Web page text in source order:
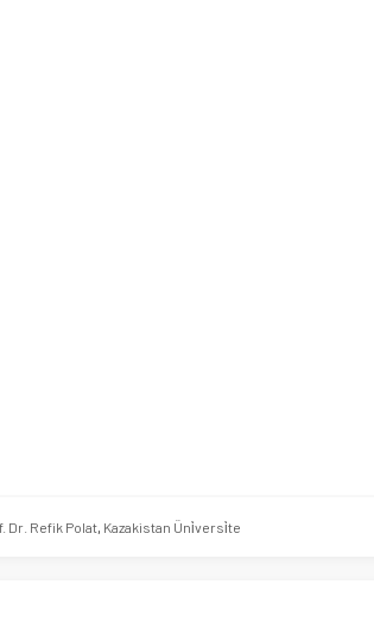
Dr. Refik Polat, Kazakistan Üni̇versi̇te